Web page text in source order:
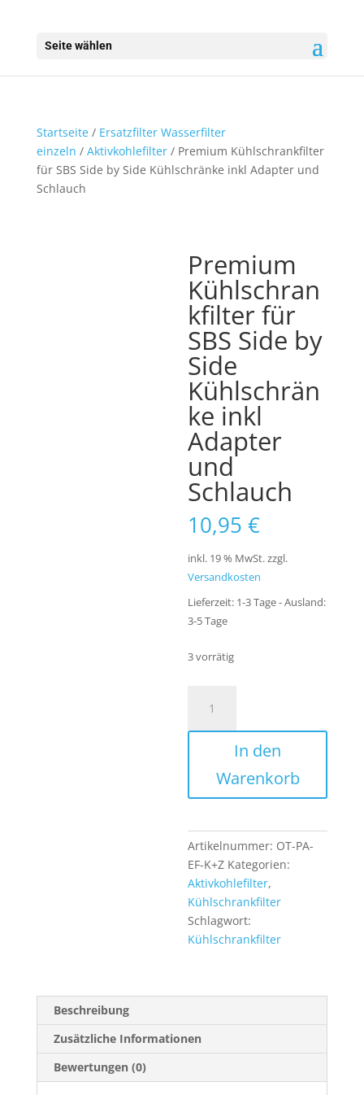
Seite wählen
Startseite/ Ersatzfilter Wasserfilter
einzeln / Aktivkohlefilter/ Premium Kühlschrankfilter
für SBS Side by Side Kühlschränke inkl Adapter und
Schlauch
Premium
Kühlschran
kfilter für
SBS Side by
Side
Kühlschrän
ke inkl
Adapter
und
Schlauch
10,95€
inkl. 19 % MwSt.zzgl.
Versandkosten
Lieferzeit: 1-3 Tage - Ausland:
3-5 Tage
3 vorrätig
Kühlschrankfilter
für
inkl
Adapter
und
Schlauch
Menge
In den
Warenkorb
Artikelnummer: OT-PA-
EF-K+Z Kategorien:
Aktivkohlefilter,
Kühlschrankfilter
Schlagwort:
Kühlschrankfilter
Beschreibung
Zusätzliche Informationen
Bewertungen (0)